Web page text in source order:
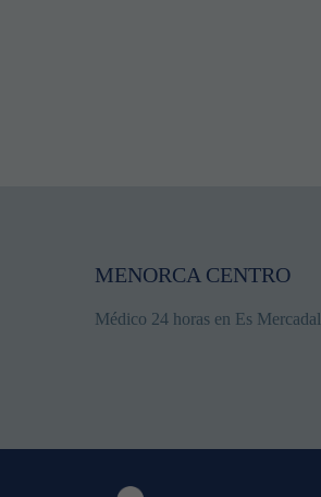
MENORCA CENTRO
Médico 24 horas en Es Mercadal